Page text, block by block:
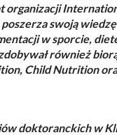
swoją
w sporcie,
również
Child Nutrition
doktoranckich w